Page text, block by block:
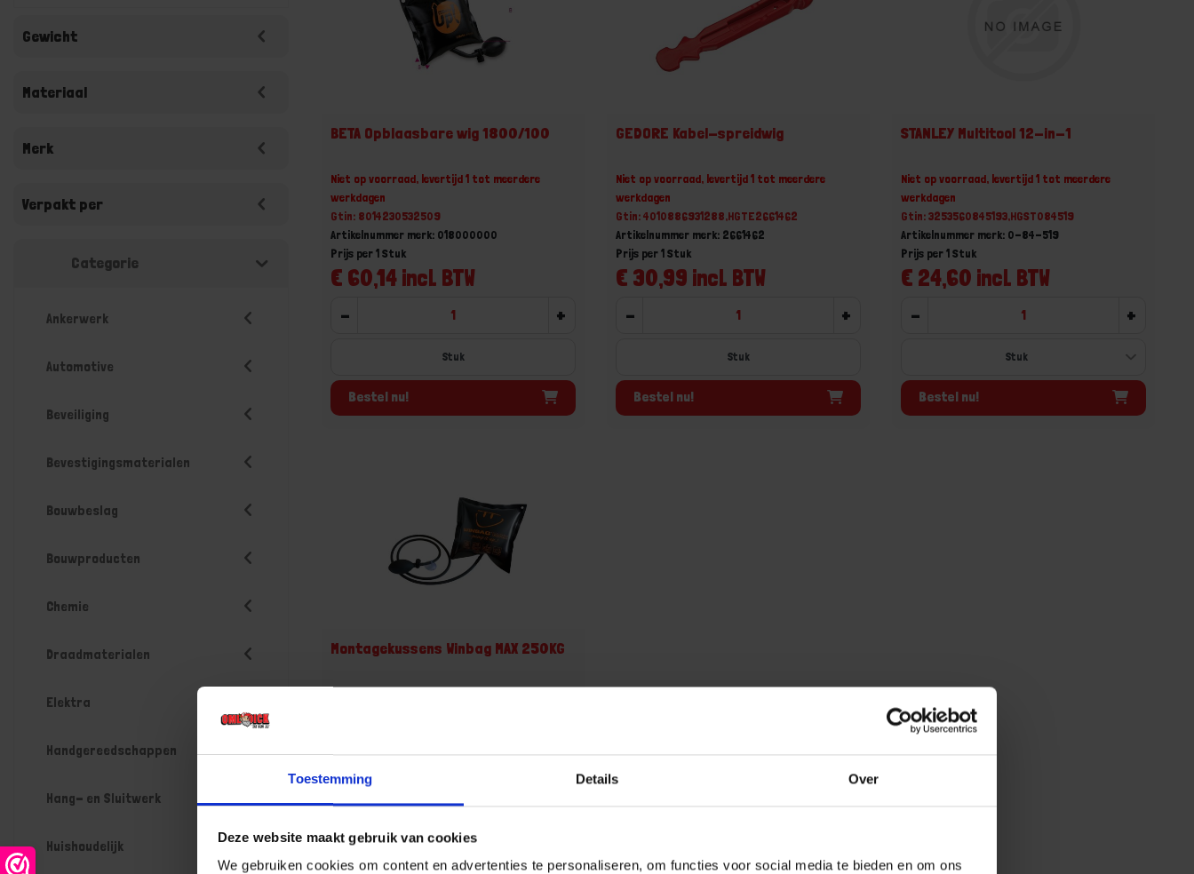
Toestemming Details Over
Deze website maakt gebruik van cookies
We gebruiken cookies om content en advertenties te personaliseren, om functies voor social media te bieden en om ons
Gewicht
Materiaal
Merk
Verpakt per
Categorie
Ankerwerk
Automotive
Beveiliging
Bevestigingsmaterialen
Bouwbeslag
Bouwproducten
Chemie
Draadmaterialen
Elektra
Handgereedschappen
Hang- en Sluitwerk
Huishoudelijk
BETA Opblaasbare wig 1800/100
Niet op voorraad, levertijd 1 tot meerdere
werkdagen
Gtin: 8014230532509
Artikelnummer merk: 018000000
€ 60,14 incl. BTW
Prijs per 1 Stuk
- +
Stuk
Bestel nu!
GEDORE Kabel-spreidwig
Niet op voorraad, levertijd 1 tot meerdere
werkdagen
Gtin: 4010886931288,HGTE2661462
Artikelnummer merk: 2661462
€ 30,99 incl. BTW
Prijs per 1 Stuk
- +
Stuk
Bestel nu!
STANLEY Multitool 12-in-1
Niet op voorraad, levertijd 1 tot meerdere
werkdagen
Gtin: 3253560845193,HGST084519
Artikelnummer merk: 0-84-519
€ 24,60 incl. BTW
Prijs per 1 Stuk
- +
Bestel nu!
Montagekussens Winbag MAX 250KG
€ 41,15 incl. BTW
- +